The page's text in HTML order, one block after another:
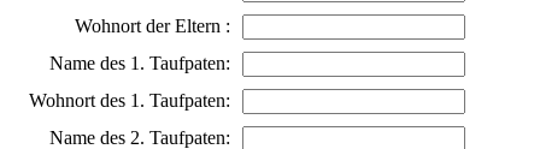
Wohnort der Eltern :
Name des 1. Taufpaten:
Wohnort des 1. Taufpaten:
Name des 2. Taufpaten: